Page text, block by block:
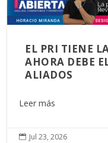
EL PRI TIENE
AHORA DEBE
ALIADOS
Leer más
 Jul 23, 2026